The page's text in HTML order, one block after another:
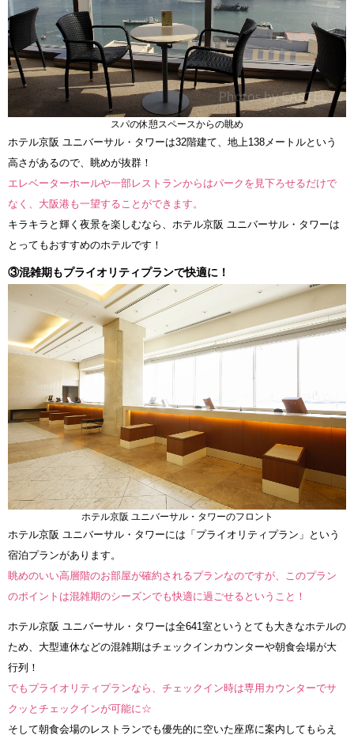
スパの休憩スペースからの眺め
ホテル京阪 ユニバーサル・タワーは32階建て、地上138メートルという
高さがあるので、眺めが抜群！
エレベーターホールや一部レストランからはパークを見下ろせるだけで
なく、大阪港も一望することができます。
キラキラと輝く夜景を楽しむなら、ホテル京阪 ユニバーサル・タワーは
とってもおすすめのホテルです！
③混雑期もプライオリティプランで快適に！
ホテル京阪 ユニバーサル・タワーのフロント
ホテル京阪 ユニバーサル・タワーには「プライオリティプラン」という
宿泊プランがあります。
眺めのいい高層階のお部屋が確約されるプランなのですが、このプラン
のポイントは混雑期のシーズンでも快適に過ごせるということ！
ホテル京阪 ユニバーサル・タワーは全641室というとても大きなホテルの
ため、大型連休などの混雑期はチェックインカウンターや朝食会場が大
行列！
でもプライオリティプランなら、チェックイン時は専用カウンターでサ
クッとチェックインが可能に☆
そして朝食会場のレストランでも優先的に空いた座席に案内してもらえ